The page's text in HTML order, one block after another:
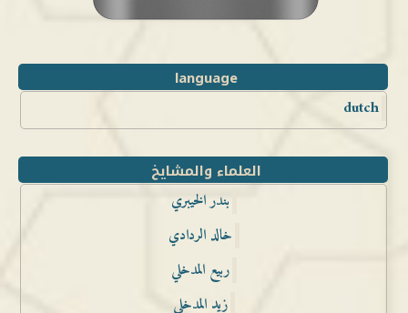
language
dutch
العلماء والمشايخ
بندر الخيبري
خالد الردادي
ربيع المدخلي
زيد المدخلي